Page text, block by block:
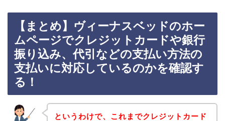
【まとめ】ヴィーナスベッドのホー
ムページでクレジットカードや銀行
振り込み、代引などの支払い方法の
支払いに対応しているのかを確認す
る！
というわけで、これまでクレジットカード